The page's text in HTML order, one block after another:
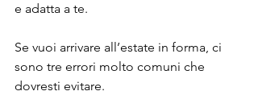
e adatta a te.
Se vuoi arrivare all’estate in forma, ci
sono tre errori molto comuni che
dovresti evitare.